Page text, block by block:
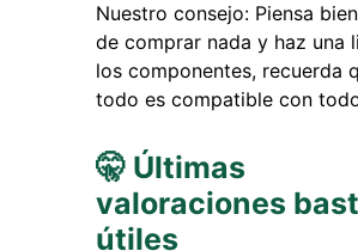
Nuestro consejo: Piensa
de comprar nada y haz una
los componentes, recuerda
todo es compatible con
🤫 Últimas
valoraciones
útiles